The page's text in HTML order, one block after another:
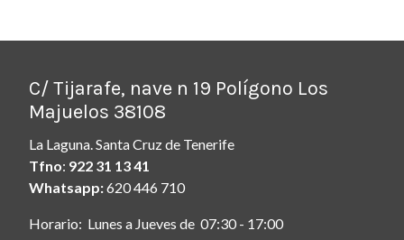
C/ Tijarafe, nave n 19 Polígono Los
Majuelos 38108
La Laguna. Santa Cruz de Tenerife
Tfno: 922 31 13 41
Whatsapp:620 446 710
Horario: Lunes a Jueves de 07:30 - 17:00